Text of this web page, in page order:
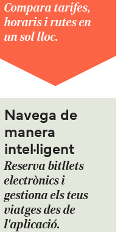
Compara tarifes,
horaris i rutes en
un sol lloc.
Navega de
manera
intel·ligent
Reserva bitllets
electrònics i
gestiona els teus
viatges des de
l'aplicació.